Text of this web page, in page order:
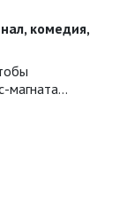
комедия,
магната…